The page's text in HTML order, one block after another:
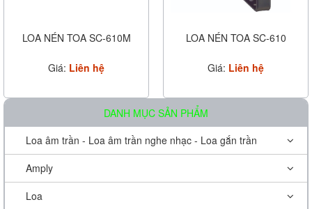
LOA NÉN TOA SC-610M
Giá: Liên hệ
LOA NÉN TOA SC-610
Giá: Liên hệ
DANH MỤC SẢN PHẨM
Loa âm trần - Loa âm trần nghe nhạc - Loa gắn trần
Amply
Loa